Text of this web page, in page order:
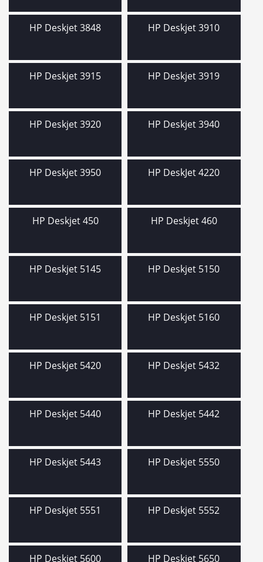
HP Deskjet 3848 HP Deskjet 3910
HP Deskjet 3915 HP Deskjet 3919
HP Deskjet 3920 HP Deskjet 3940
HP Deskjet 3950 HP DeskJet 4220
HP Deskjet 450 HP Deskjet 460
HP Deskjet 5145 HP Deskjet 5150
HP Deskjet 5151 HP Deskjet 5160
HP Deskjet 5420 HP Deskjet 5432
HP Deskjet 5440 HP Deskjet 5442
HP Deskjet 5443 HP Deskjet 5550
HP Deskjet 5551 HP Deskjet 5552
HP Deskjet 5600 HP Deskjet 5650